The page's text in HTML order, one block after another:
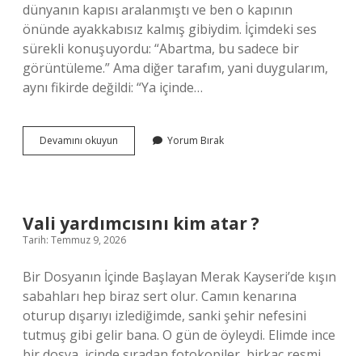
dünyanın kapısı aralanmıştı ve ben o kapının
önünde ayakkabısız kalmış gibiydim. İçimdeki ses
sürekli konuşuyordu: “Abartma, bu sadece bir
görüntüleme.” Ama diğer tarafım, yani duygularım,
aynı fikirde değildi: “Ya içinde…
Devamını okuyun Abdomen
grafisi
kullanılır
?
Yorum Bırak
Vali yardımcısını kim atar ?
Tarih: Temmuz 9, 2026
Bir Dosyanın İçinde Başlayan Merak Kayseri’de kışın
sabahları hep biraz sert olur. Camın kenarına
oturup dışarıyı izlediğimde, sanki şehir nefesini
tutmuş gibi gelir bana. O gün de öyleydi. Elimde ince